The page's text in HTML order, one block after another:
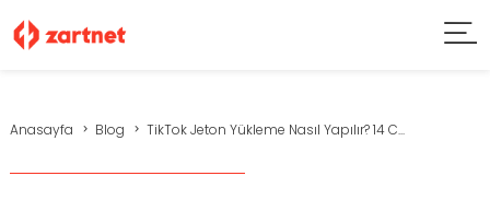
Anasayfa Blog TikTok Jeton Yükleme Nasıl Yapılır? 14 C...